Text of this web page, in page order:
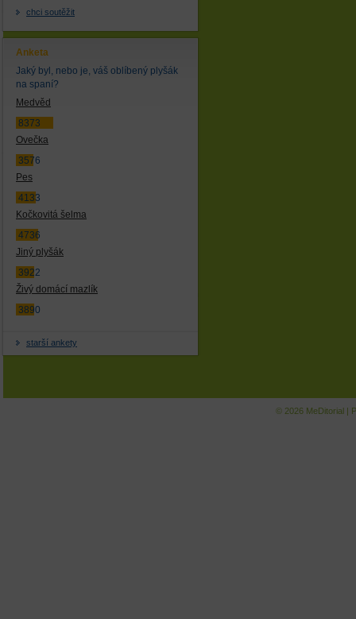
chci soutěžit
Anketa
Jaký byl, nebo je, váš oblíbený plyšák
na spaní?
Medvěd
8373
Ovečka
3576
Pes
4133
Kočkovitá šelma
4736
Jiný plyšák
3922
Živý domácí mazlík
3890
starší ankety
© 2026 MeDitorial |